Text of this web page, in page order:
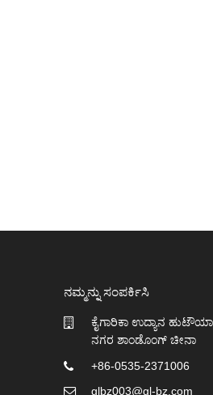
ನಮ್ಮನ್ನು ಸಂಪರ್ಕಿಸಿ
ಕೈಗಾರಿಕಾ ಉದ್ಯಾನ
ನಗರ ಶಾಂಡೊಂಗ್ ಚೀನಾ
+86-0535-2371006
glbz003@gl-bz.com